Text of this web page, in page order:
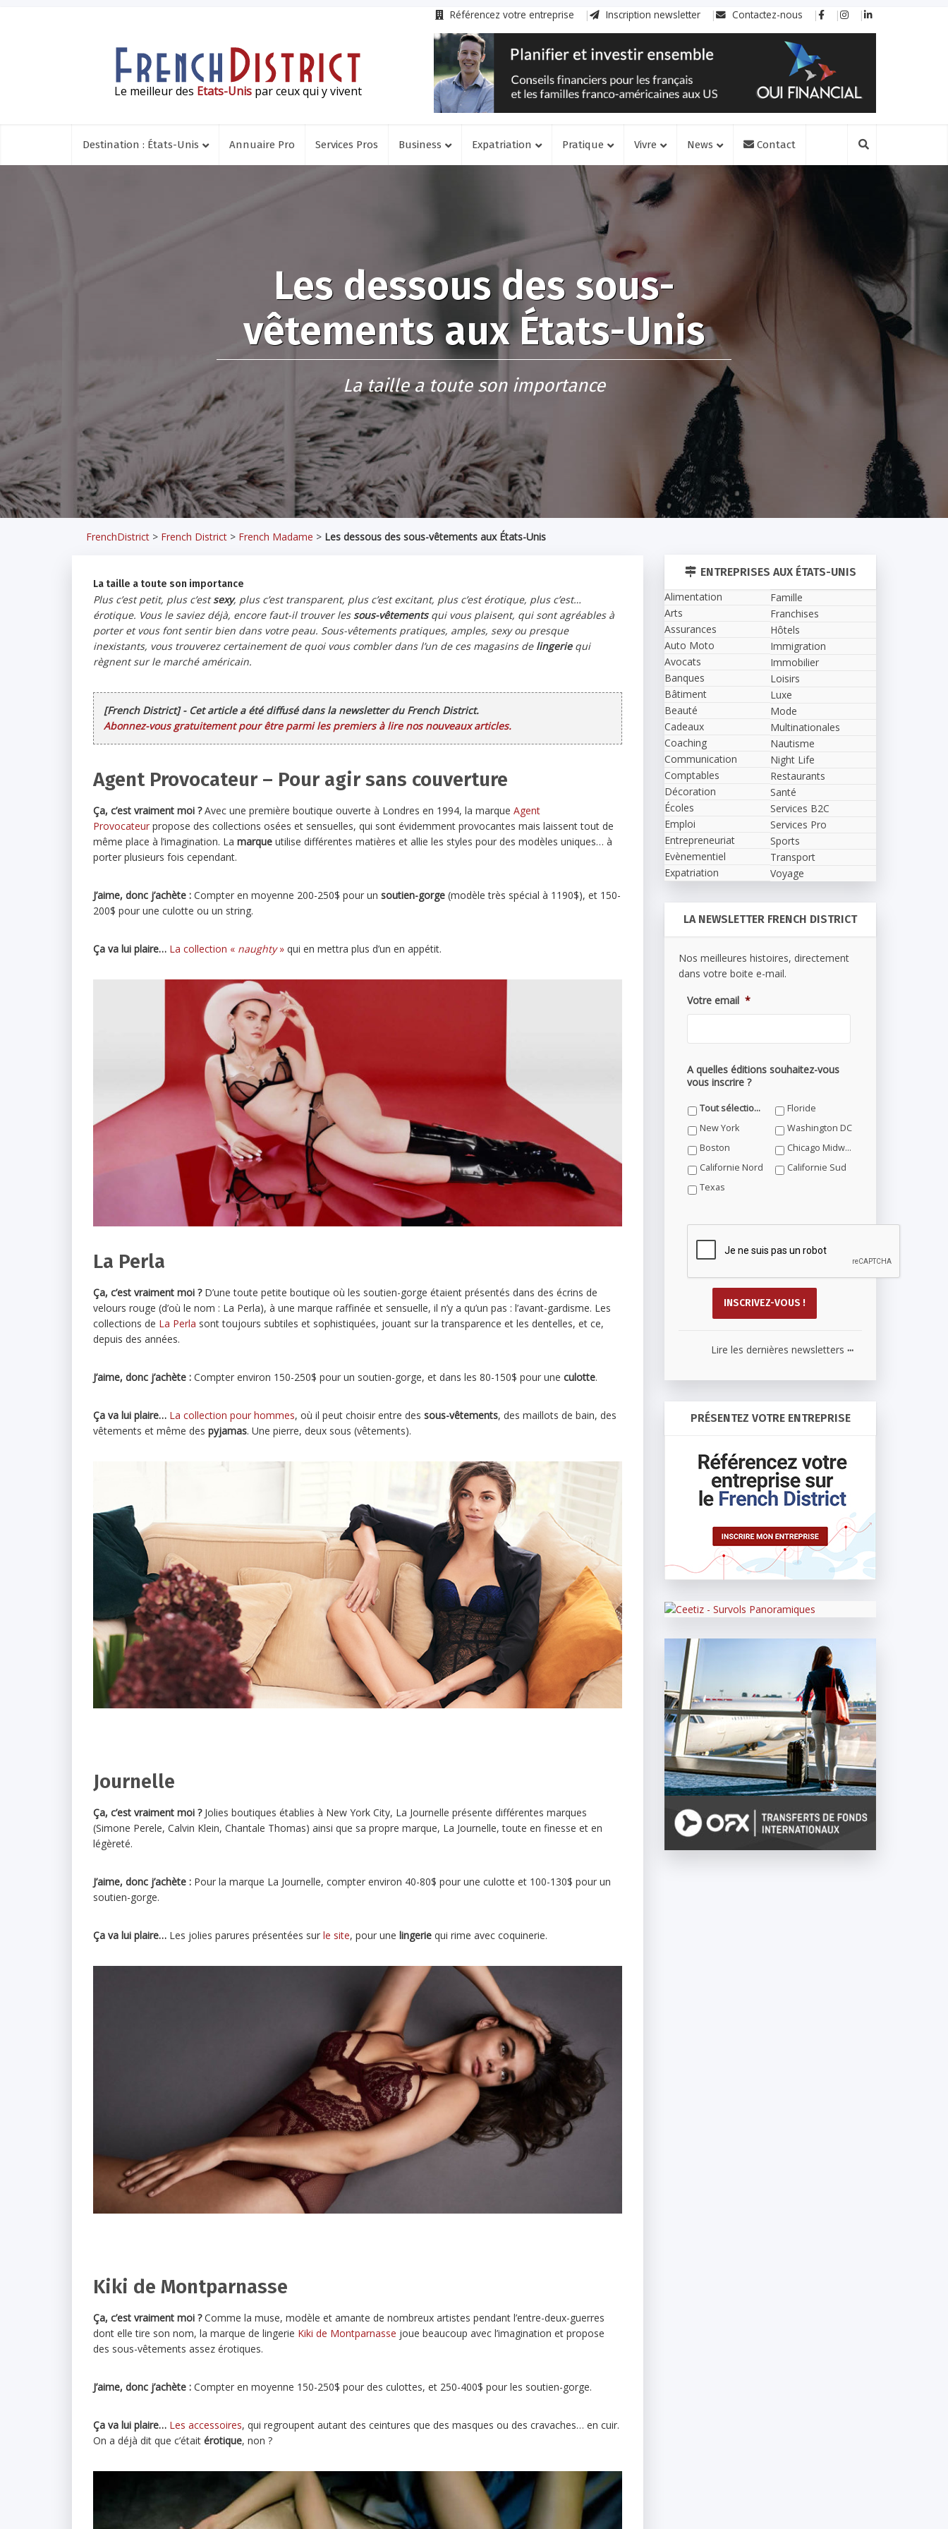
Référencez votre entreprise Inscription newsletter Contactez-nous
Le meilleur des Etats-Unis par ceux qui y vivent
Destination : États-Unis Annuaire Pro Services Pros Business Expatriation Pratique Vivre News Contact
Les dessous des sous-
vêtements aux États-Unis
La taille a toute son importance
FrenchDistrict > French District > French Madame > Les dessous des sous-vêtements aux États-Unis
La taille a toute son importance
Plus c’est petit, plus c’estsexy, plus c’est transparent, plus c’est excitant, plus c’est érotique, plus c’est…
érotique. Vous le saviez déjà, encore faut-il trouver lessous-vêtementsqui vous plaisent, qui sont agréables à
porter et vous font sentir bien dans votre peau. Sous-vêtements pratiques, amples, sexy ou presque
inexistants, vous trouverez certainement de quoi vous combler dans l’un de ces magasins de lingeriequi
règnent sur le marché américain.
[French District] - Cet article a été diffusé dans la newsletter du French District.
Abonnez-vous gratuitement pour être parmi les premiers à lire nos nouveaux articles.
Agent Provocateur – Pour agir sans couverture
Ça, c’est vraiment moi ?Avec une première boutique ouverte à Londres en 1994, la marque Agent
Provocateur propose des collections osées et sensuelles, qui sont évidemment provocantes mais laissent tout de
même place à l’imagination. La marque utilise différentes matières et allie les styles pour des modèles uniques… à
porter plusieurs fois cependant.
J’aime, donc j’achète : Compter en moyenne 200-250$ pour un soutien-gorge (modèle très spécial à 1190$), et 150-
200$ pour une culotte ou un string.
Ça va lui plaire… La collection « naughty» qui en mettra plus d’un en appétit.
La Perla
Ça, c’est vraiment moi ?D’une toute petite boutique où les soutien-gorge étaient présentés dans des écrins de
velours rouge (d’où le nom : La Perla), à une marque raffinée et sensuelle, il n’y a qu’un pas : l’avant-gardisme. Les
collections de La Perla sont toujours subtiles et sophistiquées, jouant sur la transparence et les dentelles, et ce,
depuis des années.
J’aime, donc j’achète : Compter environ 150-250$ pour un soutien-gorge, et dans les 80-150$ pour une culotte.
Ça va lui plaire… La collection pour hommes, où il peut choisir entre des sous-vêtements, des maillots de bain, des
vêtements et même des pyjamas. Une pierre, deux sous (vêtements).
Journelle
Ça, c’est vraiment moi ?Jolies boutiques établies à New York City, La Journelle présente différentes marques
(Simone Perele, Calvin Klein, Chantale Thomas) ainsi que sa propre marque, La Journelle, toute en finesse et en
légèreté.
J’aime, donc j’achète : Pour la marque La Journelle, compter environ 40-80$ pour une culotte et 100-130$ pour un
soutien-gorge.
Ça va lui plaire… Les jolies parures présentées sur le site, pour une lingerie qui rime avec coquinerie.
Kiki de Montparnasse
Ça, c’est vraiment moi ?Comme la muse, modèle et amante de nombreux artistes pendant l’entre-deux-guerres
dont elle tire son nom, la marque de lingerie Kiki de Montparnasse joue beaucoup avec l’imagination et propose
des sous-vêtements assez érotiques.
J’aime, donc j’achète : Compter en moyenne 150-250$ pour des culottes, et 250-400$ pour les soutien-gorge.
Ça va lui plaire… Les accessoires, qui regroupent autant des ceintures que des masques ou des cravaches… en cuir.
On a déjà dit que c’était érotique, non ?
ENTREPRISES AUX ÉTATS-UNIS
Alimentation
Arts
Assurances
Auto Moto
Avocats
Banques
Bâtiment
Beauté
Cadeaux
Coaching
Communication
Comptables
Décoration
Écoles
Emploi
Entrepreneuriat
Evènementiel
Expatriation
Famille
Franchises
Hôtels
Immigration
Immobilier
Loisirs
Luxe
Mode
Multinationales
Nautisme
Night Life
Restaurants
Santé
Services B2C
Services Pro
Sports
Transport
Voyage
LA NEWSLETTER FRENCH DISTRICT
Nos meilleures histoires, directement
dans votre boite e-mail.
Votre email *
A quelles éditions souhaitez-vous
vous inscrire ?
Tout sélectionner
Floride
New York
Washington DC
Boston
Chicago Midwest
Californie Nord
Californie Sud
Texas
Lire les dernières newsletters ...
PRÉSENTEZ VOTRE ENTREPRISE